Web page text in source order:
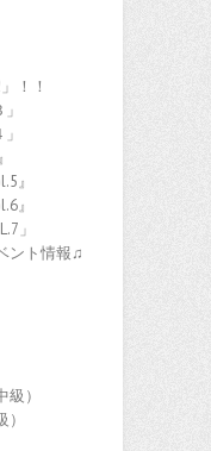
！！
』
』
」
ント情報♫
）